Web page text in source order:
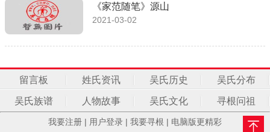
《家范随笔》源山
2021-03-02
留言板 姓氏资讯 吴氏历史 吴氏分布
吴氏族谱 人物故事 吴氏文化 寻根问祖
我要注册 | 用户登录 | 我要寻根 | 电脑版更精彩